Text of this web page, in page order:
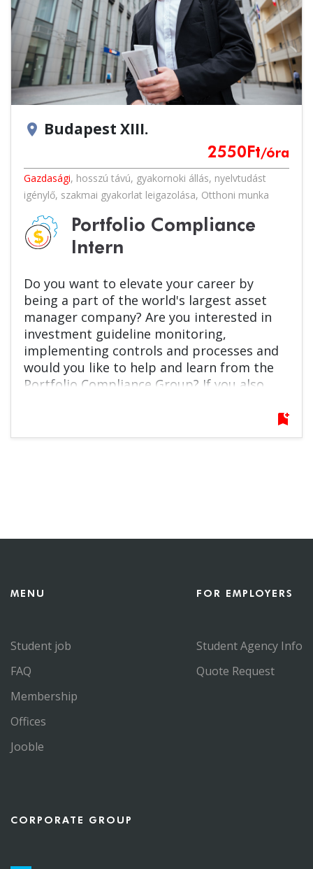
location_on Budapest XIII.
2550 Ft/óra
Gazdasági, hosszú távú, gyakornoki állás, nyelvtudást
igénylő, szakmai gyakorlat leigazolása, Otthoni munka
Portfolio Compliance
Intern
Do you want to elevate your career by
being a part of the world's largest asset
manager company? Are you interested in
investment guideline monitoring,
implementing controls and processes and
would you like to help and learn from the
Portfolio Compliance Group? If you also
bookmark_add
MENU
Student job
FAQ
Membership
Offices
Jooble
FOR EMPLOYERS
Student Agency Info
Quote Request
CORPORATE GROUP